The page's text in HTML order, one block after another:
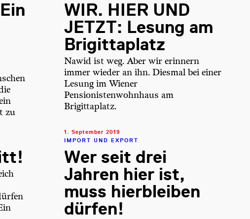
zu
WIR. HIER UND
JETZT: Lesung am
Brigittaplatz
Nawid ist weg. Aber wir erinnern
immer wieder an ihn. Diesmal bei einer
Lesung im Wiener
Pensionistenwohnhaus am
Brigittaplatz.
1. September 2019
IMPORT UND EXPORT
Wer seit drei
Jahren hier ist,
muss hierbleiben
dürfen!